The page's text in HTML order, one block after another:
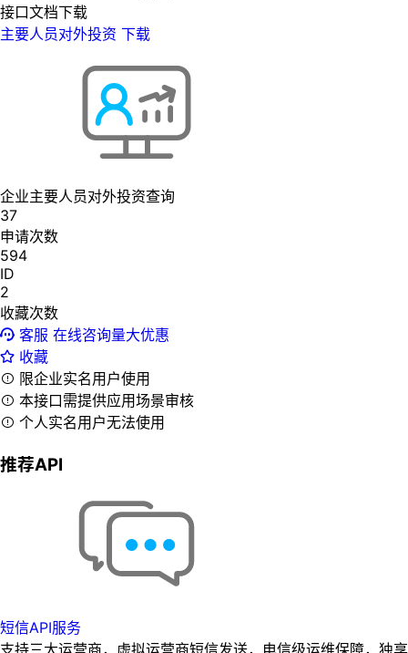
接口文档下载
主要人员对外投资 下载
企业主要人员对外投资查询
37
申请次数
594
ID
2
收藏次数
客服 在线咨询量大优惠
收藏
限企业实名用户使用
本接口需提供应用场景审核
个人实名用户无法使用
推荐API
短信API服务
支持三大运营商，虚拟运营商短信发送，电信级运维保障，独享